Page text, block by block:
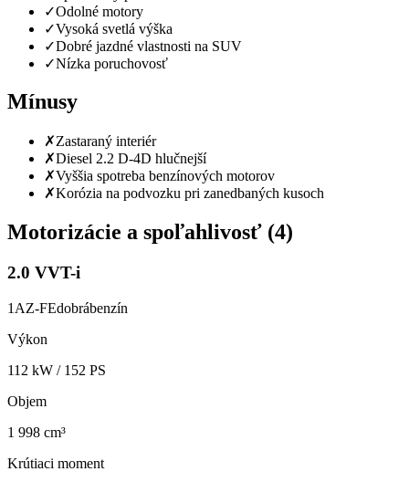
✓Odolné motory
✓Vysoká svetlá výška
✓Dobré jazdné vlastnosti na SUV
✓Nízka poruchovosť
Mínusy
✗Zastaraný interiér
✗Diesel 2.2 D-4D hlučnejší
✗Vyššia spotreba benzínových motorov
✗Korózia na podvozku pri zanedbaných kusoch
Motorizácie a spoľahlivosť (4)
2.0 VVT-i
1AZ-FEdobrábenzín
Výkon
112 kW / 152 PS
Objem
1 998 cm³
Krútiaci moment